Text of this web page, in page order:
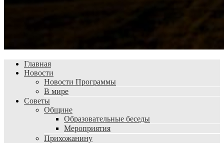
Главная
Новости
Новости Программы
В мире
Советы
Общине
Образовательные беседы
Мероприятия
Прихожанину